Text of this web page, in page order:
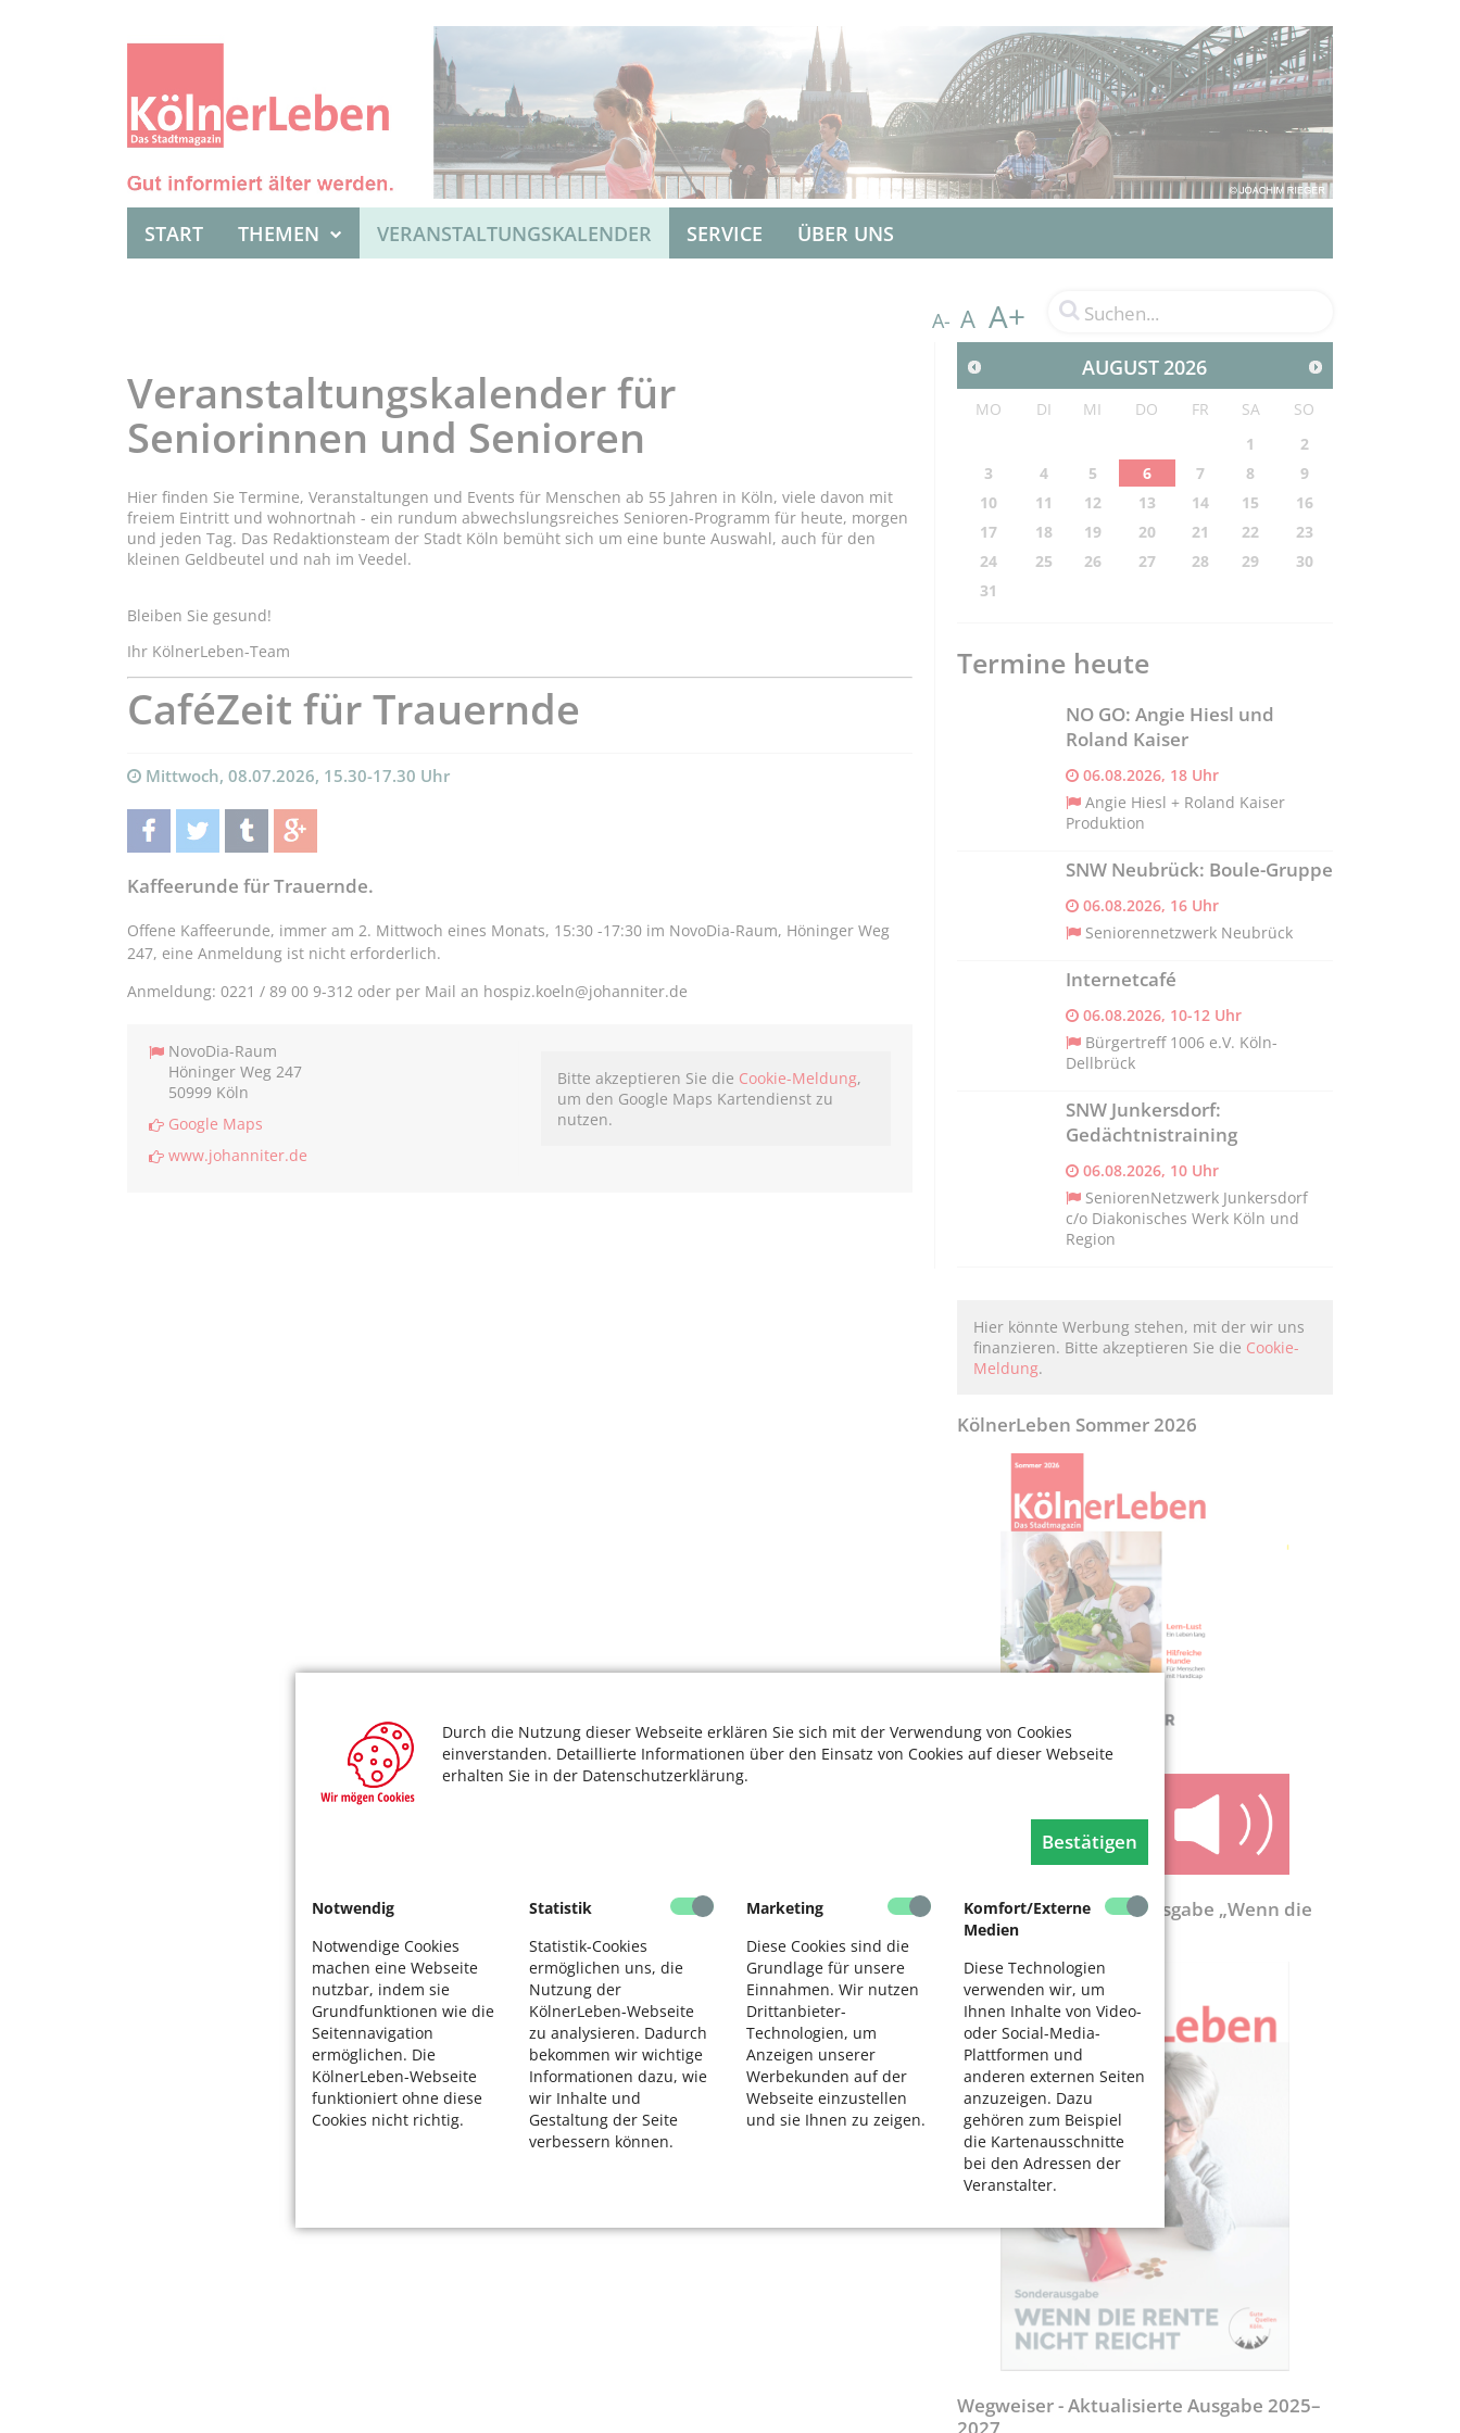
Durch die Nutzung dieser Webseite erklären Sie sich mit der Verwendung von Cookies
einverstanden. Detaillierte Informationen über den Einsatz von Cookies auf dieser Webseite
erhalten Sie in der Datenschutzerklärung.
Bestätigen
Notwendig
Notwendige Cookies
machen eine Webseite
nutzbar, indem sie
Grundfunktionen wie die
Seitennavigation
ermöglichen. Die
KölnerLeben-Webseite
funktioniert ohne diese
Cookies nicht richtig.
Statistik
Statistik-Cookies
ermöglichen uns, die
Nutzung der
KölnerLeben-Webseite
zu analysieren. Dadurch
bekommen wir wichtige
Informationen dazu, wie
wir Inhalte und
Gestaltung der Seite
verbessern können.
Marketing
Diese Cookies sind die
Grundlage für unsere
Einnahmen. Wir nutzen
Drittanbieter-
Technologien, um
Anzeigen unserer
Werbekunden auf der
Webseite einzustellen
und sie Ihnen zu zeigen.
Komfort/Externe
Medien
Diese Technologien
verwenden wir, um
Ihnen Inhalte von Video-
oder Social-Media-
Plattformen und
anderen externen Seiten
anzuzeigen. Dazu
gehören zum Beispiel
die Kartenausschnitte
bei den Adressen der
Veranstalter.
START THEMEN VERANSTALTUNGSKALENDER SERVICE ÜBER UNS
A- A A+
Veranstaltungskalender für
Seniorinnen und Senioren
Hier finden Sie Termine, Veranstaltungen und Events für Menschen ab 55 Jahren in Köln, viele davon mit
freiem Eintritt und wohnortnah - ein rundum abwechslungsreiches Senioren-Programm für heute, morgen
und jeden Tag. Das Redaktionsteam der Stadt Köln bemüht sich um eine bunte Auswahl, auch für den
kleinen Geldbeutel und nah im Veedel.
Bleiben Sie gesund!
Ihr KölnerLeben-Team
CaféZeit für Trauernde
Mittwoch, 08.07.2026, 15.30-17.30 Uhr
teilentwittern teilen teilen
Kaffeerunde für Trauernde.
Offene Kaffeerunde, immer am 2. Mittwoch eines Monats, 15:30 -17:30 im NovoDia-Raum, Höninger Weg
247, eine Anmeldung ist nicht erforderlich.
Anmeldung: 0221 / 89 00 9-312 oder per Mail an hospiz.koeln@johanniter.de
NovoDia-Raum
Höninger Weg 247
50999 Köln
Google Maps
www.johanniter.de
Bitte akzeptieren Sie die Cookie-Meldung,
um den Google Maps Kartendienst zu
nutzen.
AUGUST2026
MO DI MI DO FR SA
SO
1
2
3
4 5 6 7 8
9
10
11 12 13 14 15
16
17
18 19 20 21 22
23
24
25 26 27 28 29
30
31
Termine heute
NO GO: Angie Hiesl und
Roland Kaiser
06.08.2026, 18 Uhr
Angie Hiesl + Roland Kaiser
Produktion
SNW Neubrück: Boule-Gruppe
06.08.2026, 16 Uhr
Seniorennetzwerk Neubrück
Internetcafé
06.08.2026, 10-12 Uhr
Bürgertreff 1006 e.V. Köln-
Dellbrück
SNW Junkersdorf:
Gedächtnistraining
06.08.2026, 10 Uhr
SeniorenNetzwerk Junkersdorf
c/o Diakonisches Werk Köln und
Region
Hier könnte Werbung stehen, mit der wir uns
finanzieren. Bitte akzeptieren Sie die Cookie-
Meldung.
KölnerLeben Sommer 2026
KölnerLeben-Sonderausgabe „Wenn die
Rente nicht reicht“
Wegweiser - Aktualisierte Ausgabe 2025–
2027